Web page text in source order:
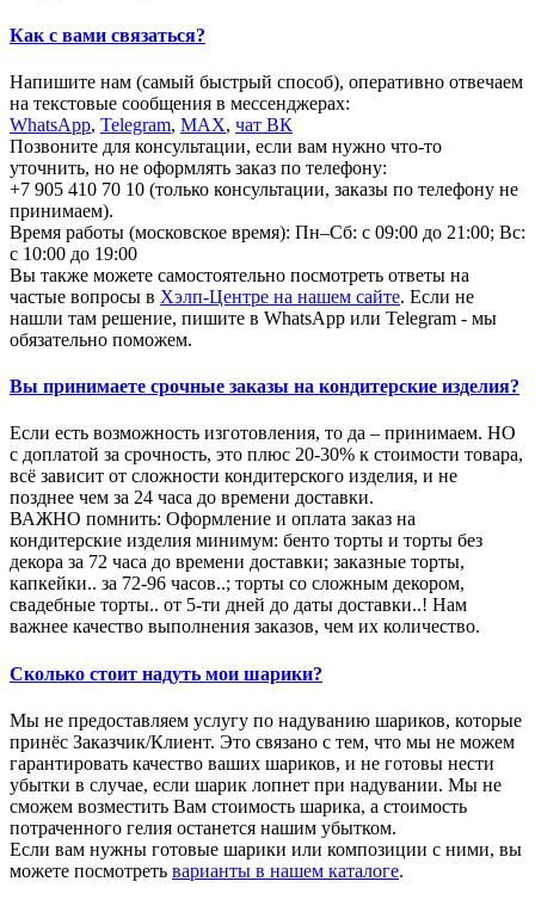
Как с вами связаться?
Напишите нам (самый быстрый способ), оперативно отвечаем
на текстовые сообщения в мессенджерах:
WhatsApp, Telegram, МАХ, чат ВК
Позвоните для консультации, если вам нужно что-то
уточнить, но не оформлять заказ по телефону:
+7 905 410 70 10 (только консультации, заказы по телефону не
принимаем).
Время работы (московское время): Пн–Сб: с 09:00 до 21:00; Вс:
с 10:00 до 19:00
Вы также можете самостоятельно посмотреть ответы на
частые вопросы в Хэлп-Центре на нашем сайте. Если не
нашли там решение, пишите в WhatsApp или Telegram - мы
обязательно поможем.
Вы принимаете срочные заказы на кондитерские изделия?
Если есть возможность изготовления, то да – принимаем. НО
с доплатой за срочность, это плюс 20-30% к стоимости товара,
всё зависит от сложности кондитерского изделия, и не
позднее чем за 24 часа до времени доставки.
ВАЖНО помнить: Оформление и оплата заказ на
кондитерские изделия минимум: бенто торты и торты без
декора за 72 часа до времени доставки; заказные торты,
капкейки.. за 72-96 часов..; торты со сложным декором,
свадебные торты.. от 5-ти дней до даты доставки..! Нам
важнее качество выполнения заказов, чем их количество.
Сколько стоит надуть мои шарики?
Мы не предоставляем услугу по надуванию шариков, которые
принёс Заказчик/Клиент. Это связано с тем, что мы не можем
гарантировать качество ваших шариков, и не готовы нести
убытки в случае, если шарик лопнет при надувании. Мы не
сможем возместить Вам стоимость шарика, а стоимость
потраченного гелия останется нашим убытком.
Если вам нужны готовые шарики или композиции с ними, вы
можете посмотреть варианты в нашем каталоге.